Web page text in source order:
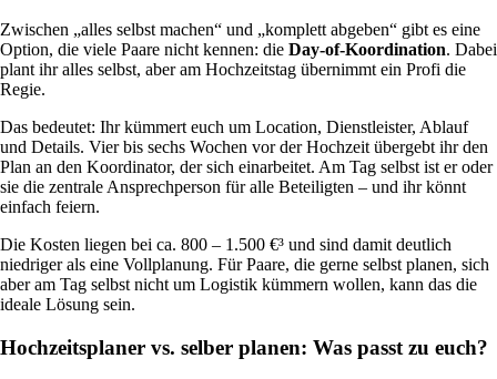
Zwischen „alles selbst machen“ und „komplett abgeben“ gibt es eine
Option, die viele Paare nicht kennen: die Day-of-Koordination. Dabei
plant ihr alles selbst, aber am Hochzeitstag übernimmt ein Profi die
Regie.
Das bedeutet: Ihr kümmert euch um Location, Dienstleister, Ablauf
und Details. Vier bis sechs Wochen vor der Hochzeit übergebt ihr den
Plan an den Koordinator, der sich einarbeitet. Am Tag selbst ist er oder
sie die zentrale Ansprechperson für alle Beteiligten – und ihr könnt
einfach feiern.
Die Kosten liegen bei ca. 800 – 1.500 €³ und sind damit deutlich
niedriger als eine Vollplanung. Für Paare, die gerne selbst planen, sich
aber am Tag selbst nicht um Logistik kümmern wollen, kann das die
ideale Lösung sein.
Hochzeitsplaner vs. selber planen: Was passt zu euch?